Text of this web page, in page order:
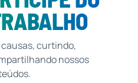
curtindo,
nossos